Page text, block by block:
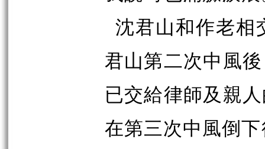
沈君山和作老相
君山第二次中風
已交給律師及親
在第三次中風倒